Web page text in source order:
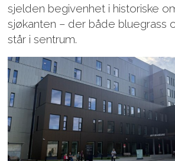
sjelden begivenhet i historiske
sjøkanten – der både bluegrass
står i sentrum.